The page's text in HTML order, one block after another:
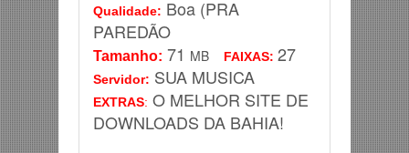
Qualidade: Boa (PRA
PAREDÃO
Tamanho: 71 MB FAIXAS: 27
Servidor: SUA MUSICA
EXTRAS: O MELHOR SITE DE
DOWNLOADS DA BAHIA!